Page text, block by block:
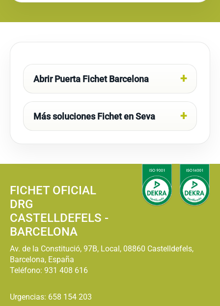
Abrir Puerta Fichet Barcelona
Más soluciones Fichet en Seva
FICHET OFICIAL
DRG
CASTELLDEFELS -
BARCELONA
Av. de la Constitució, 97B, Local, 08860 Castelldefels,
Barcelona, España
Teléfono: 931 408 616
Urgencias: 658 154 203